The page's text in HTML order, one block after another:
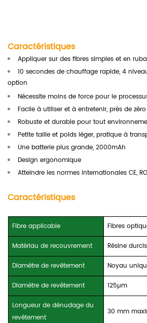
Caractéristiques
Appliquer sur des fibres simples et en
10 secondes de chauffage rapide, 4
option
Nécessite moins de force pour le
Facile à utiliser et à entretenir, près de
Robuste et durable pour tout
Petite taille et poids léger, pratique à
Une batterie plus grande, 2000mAh
Design ergonomique
Atteindre les normes internationales CE,
Caractéristiques
Fibre applicable Fibres
Matériau de recouvrement Résine
Diamètre de revêtement Noyau
Diamètre de revêtement 125µm
Longueur de dénudage du
revêtement
30 mm